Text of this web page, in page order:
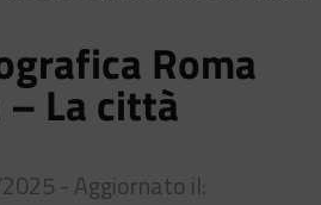
Roma
La città
- Aggiornato il: